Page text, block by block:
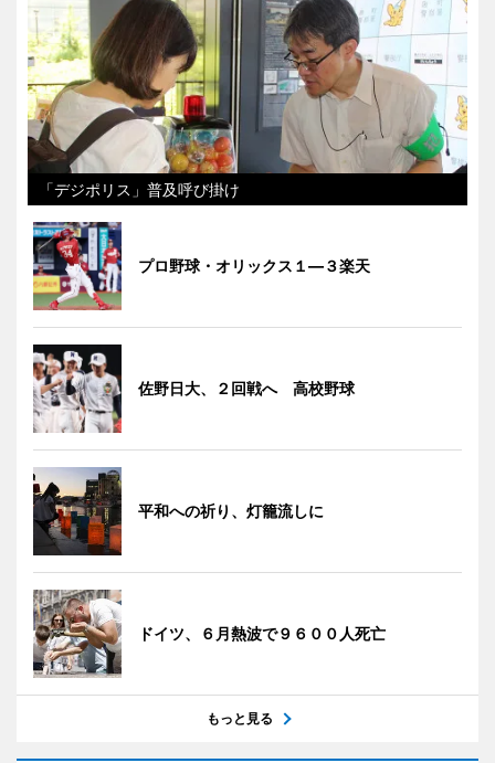
「デジポリス」普及呼び掛け
プロ野球・オリックス１―３楽天
佐野日大、２回戦へ 高校野球
平和への祈り、灯籠流しに
ドイツ、６月熱波で９６００人死亡
もっと見る